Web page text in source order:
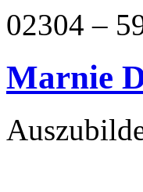
02304 –
Marnie